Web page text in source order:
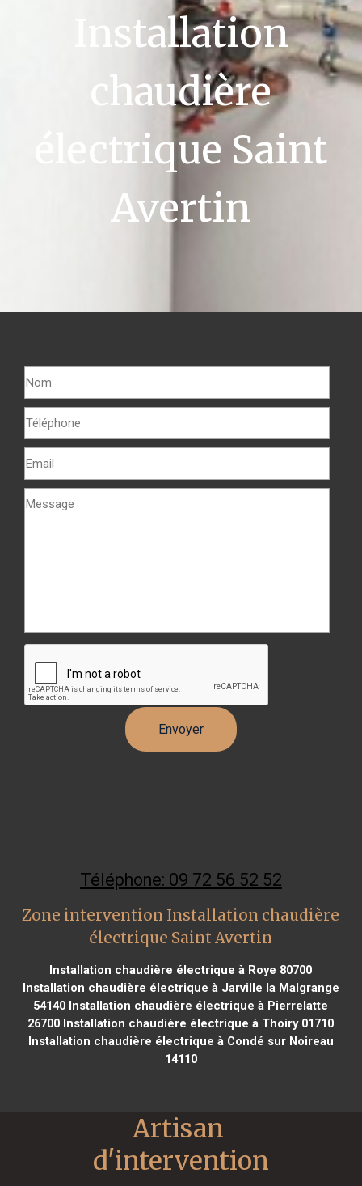
Installation
chaudière
électrique Saint
Avertin
Téléphone: 09 72 56 52 52
Zone intervention Installation chaudière
électrique Saint Avertin
Installation chaudière électrique à Roye 80700
Installation chaudière électrique à Jarville la Malgrange
54140 Installation chaudière électrique à Pierrelatte
26700 Installation chaudière électrique à Thoiry 01710
Installation chaudière électrique à Condé sur Noireau
14110
Artisan
d'intervention